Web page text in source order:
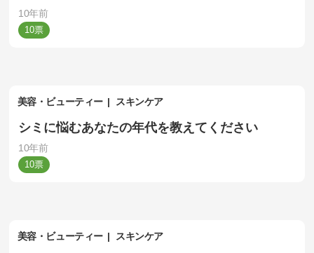
10年前
10
美容・ビューティー スキンケア
シミに悩むあなたの年代を教えてください
10年前
10
美容・ビューティー スキンケア